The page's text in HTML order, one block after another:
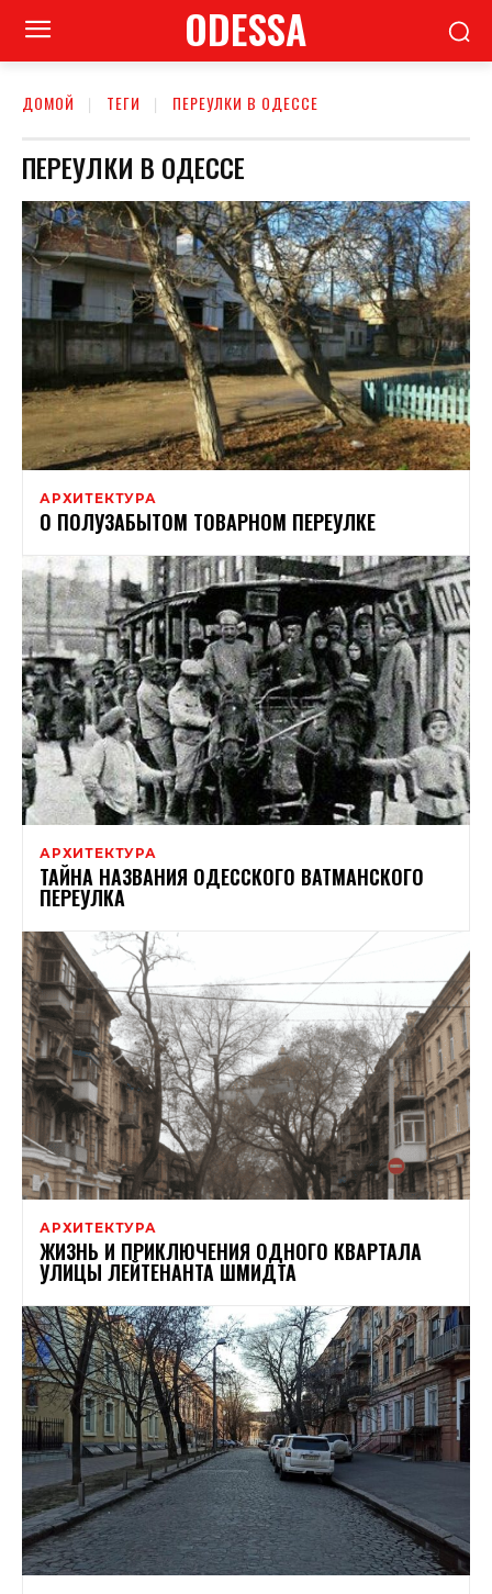
ODESSA
ДОМОЙ ТЕГИ ПЕРЕУЛКИ В ОДЕССЕ
ПЕРЕУЛКИ В ОДЕССЕ
АРХИТЕКТУРА
О ПОЛУЗАБЫТОМ ТОВАРНОМ ПЕРЕУЛКЕ
АРХИТЕКТУРА
ТАЙНА НАЗВАНИЯ ОДЕССКОГО ВАТМАНСКОГО
ПЕРЕУЛКА
АРХИТЕКТУРА
ЖИЗНЬ И ПРИКЛЮЧЕНИЯ ОДНОГО КВАРТАЛА
УЛИЦЫ ЛЕЙТЕНАНТА ШМИДТА